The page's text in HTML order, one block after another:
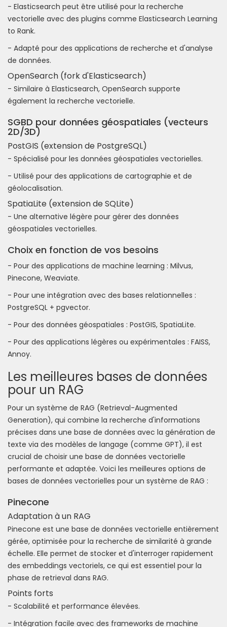
- Elasticsearch peut être utilisé pour la recherche
vectorielle avec des plugins comme Elasticsearch Learning
to Rank.
- Adapté pour des applications de recherche et d'analyse
de données.
OpenSearch (fork d'Elasticsearch)
- Similaire à Elasticsearch, OpenSearch supporte
également la recherche vectorielle.
SGBD pour données géospatiales (vecteurs
2D/3D)
PostGIS (extension de PostgreSQL)
- Spécialisé pour les données géospatiales vectorielles.
- Utilisé pour des applications de cartographie et de
géolocalisation.
SpatiaLite (extension de SQLite)
- Une alternative légère pour gérer des données
géospatiales vectorielles.
Choix en fonction de vos besoins
- Pour des applications de machine learning : Milvus,
Pinecone, Weaviate.
- Pour une intégration avec des bases relationnelles :
PostgreSQL + pgvector.
- Pour des données géospatiales : PostGIS, SpatiaLite.
- Pour des applications légères ou expérimentales : FAISS,
Annoy.
Les meilleures bases de données
pour un RAG
Pour un système de RAG (Retrieval-Augmented
Generation), qui combine la recherche d'informations
précises dans une base de données avec la génération de
texte via des modèles de langage (comme GPT), il est
crucial de choisir une base de données vectorielle
performante et adaptée. Voici les meilleures options de
bases de données vectorielles pour un système de RAG :
Pinecone
Adaptation à un RAG
Pinecone est une base de données vectorielle entièrement
gérée, optimisée pour la recherche de similarité à grande
échelle. Elle permet de stocker et d'interroger rapidement
des embeddings vectoriels, ce qui est essentiel pour la
phase de retrieval dans RAG.
Points forts
- Scalabilité et performance élevées.
- Intégration facile avec des frameworks de machine